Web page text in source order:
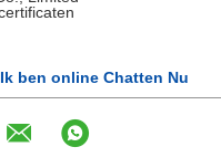
Ik ben online Chatten Nu